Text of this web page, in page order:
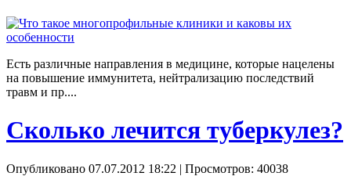
Есть различные направления в медицине, которые нацелены
на повышение иммунитета, нейтрализацию последствий
травм и пр....
Сколько лечится туберкулез?
Опубликовано 07.07.2012 18:22 | Просмотров: 40038